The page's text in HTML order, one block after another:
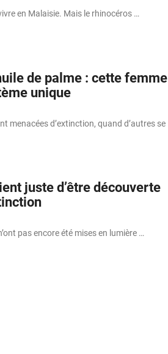
en Malaisie. Mais le rhinocéros …
de palme : cette femme
unique
menacées d’extinction, quand d’autres se
juste d’être découverte
pas encore été mises en lumière …